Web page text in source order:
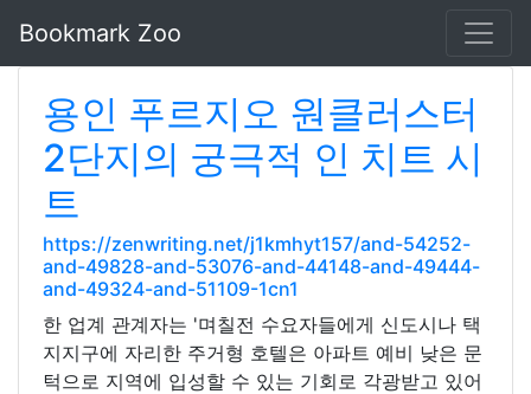
Bookmark Zoo
용인 푸르지오 원클러스터
2단지의 궁극적 인 치트 시
트
https://zenwriting.net/j1kmhyt157/and-54252-
and-49828-and-53076-and-44148-and-49444-
and-49324-and-51109-1cn1
한 업계 관계자는 '며칠전 수요자들에게 신도시나 택
지지구에 자리한 주거형 호텔은 아파트 예비 낮은 문
턱으로 지역에 입성할 수 있는 기회로 각광받고 있어